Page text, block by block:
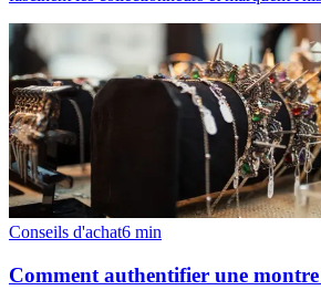
Conseils d'achat6 min
Comment authentifier une